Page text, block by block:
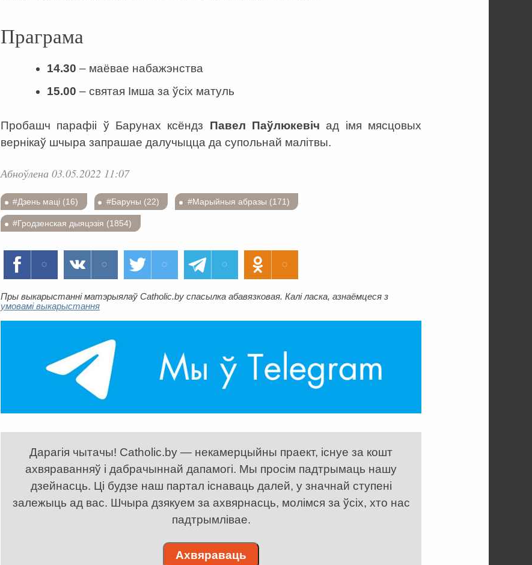
Праграма
14.30 – маёвае набажэнства
15.00 – святая Імша за ўсіх матуль
Пробашч парафіі ў Барунах ксёндз Павел Паўлюкевіч ад імя мясцовых
вернікаў шчыра запрашае далучыцца да супольнай малітвы.
Абноўлена 03.05.2022 11:07
#Дзень маці (16) #Баруны (22) #Марыйныя абразы (171)
#Гродзенская дыяцэзія (1854)
Пры выкарыстанні матэрыялаў Catholic.by спасылка абавязковая. Калі ласка, азнаёмцеся з
умовамі выкарыстання
Дарагія чытачы! Catholic.by — некамерцыйны праект, існуе за кошт
ахвяраванняў і дабрачыннай дапамогі. Мы просім падтрымаць нашу
дзейнасць. Ці будзе наш партал існаваць далей, у значнай ступені
залежыць ад вас. Шчыра дзякуем за ахвярнасць, молімся за ўсіх, хто нас
падтрымлівае.
Ахвяраваць